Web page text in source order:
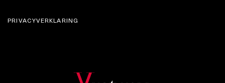
PRIVACYVERKLARING